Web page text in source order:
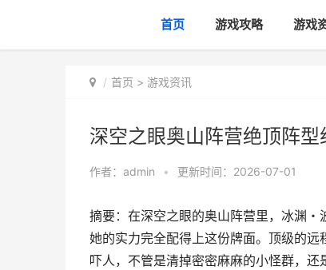
首页 游戏攻略 游戏
首页 > 游戏资讯
深空之眼奥山阵营绝顶阵
作者： admin • 更新时间：2026-07-01
摘要：在深空之眼的奥山阵营里，冰渊・
她的实力完全配得上这份牌面。顶级的
吓人，不管是清掉密密麻麻的小怪群，